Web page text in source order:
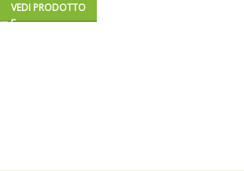
VEDI PRODOTTO